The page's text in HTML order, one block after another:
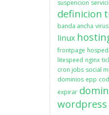
suspencion
definicion
banda ancha virus
linux
frontpage
litespeed nginx
cron jobs social
dominios epp
expirar
wordpress